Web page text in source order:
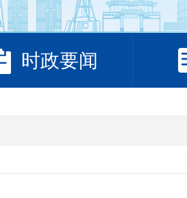
时政要闻